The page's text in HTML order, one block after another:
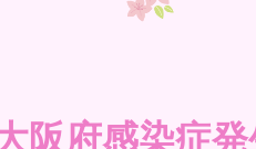
阪府感染症